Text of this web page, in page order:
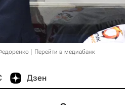
Перейти в медиабанк
Дзен